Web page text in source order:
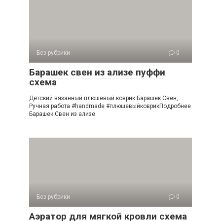
Без рубрики 0
Барашек свен из ализе пуффи
схема
Детский вязанный плюшевый коврик Барашек Свен,
Ручная работа #handmade #плюшевыйковрикПодробнее
Барашек Свен из ализе
Без рубрики 0
Аэратор для мягкой кровли схема